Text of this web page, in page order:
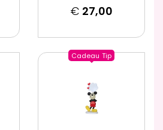
€ 27,00
Cadeau Tip